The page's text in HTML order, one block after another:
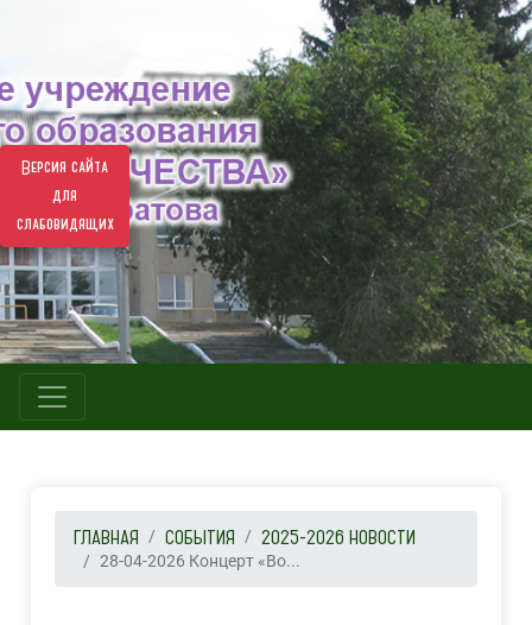
Версия сайта
для
слабовидящих
ГЛАВНАЯ СОБЫТИЯ 2025-2026 НОВОСТИ
28-04-2026 Концерт «Во...